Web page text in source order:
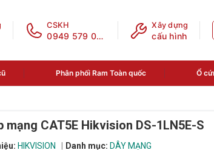
CSKH
0949 579 078
Xây dựng
cấu hình
Phân phối Ram Toàn quốc Ổ
mạng CAT5E Hikvision DS-1LN5E-S
HIKVISION Danh mục: DÂY MẠNG